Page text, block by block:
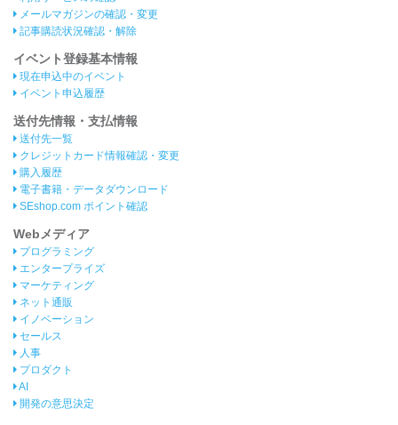
メールマガジンの確認・変更
記事購読状況確認・解除
イベント登録基本情報
現在申込中のイベント
イベント申込履歴
送付先情報・支払情報
送付先一覧
クレジットカード情報確認・変更
購入履歴
電子書籍・データダウンロード
SEshop.com ポイント確認
Webメディア
プログラミング
エンタープライズ
マーケティング
ネット通販
イノベーション
セールス
人事
プロダクト
AI
開発の意思決定